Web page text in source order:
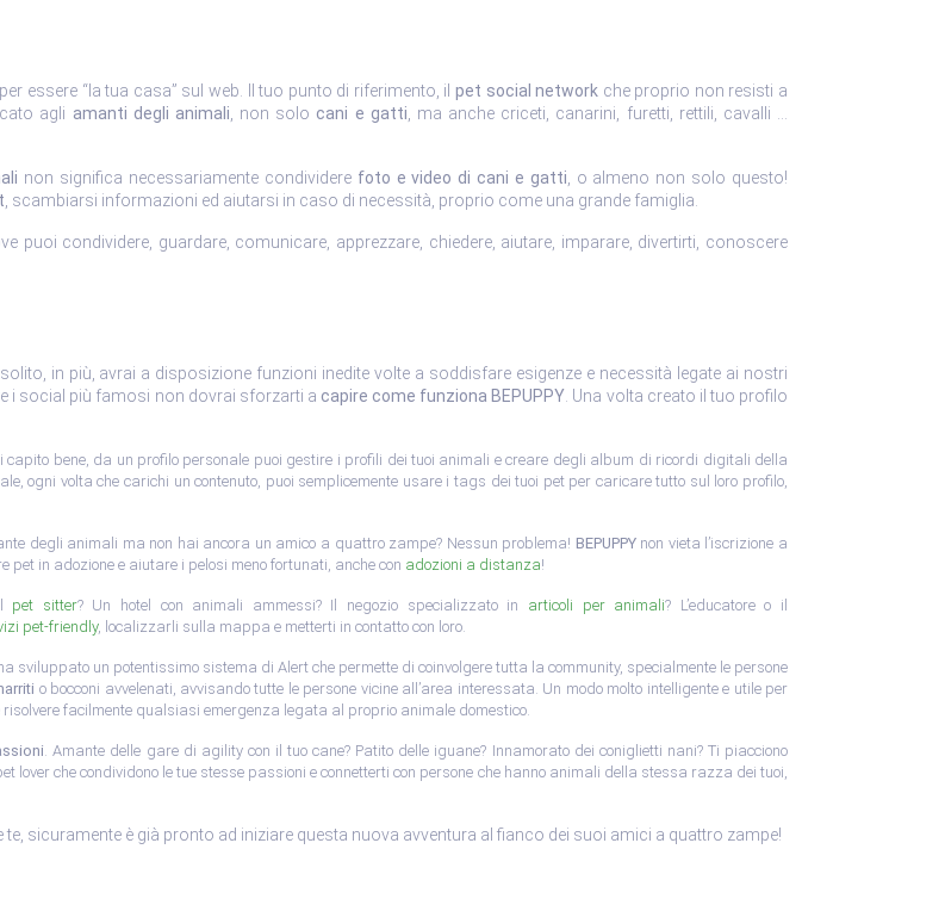
essere “la tua casa” sul web. Il tuo punto di riferimento, il pet social network che proprio non resisti a
agli amanti degli animali , non solo cani e gatti , ma anche criceti, canarini, furetti, rettili, cavalli …
non significa necessariamente condividere foto e video di cani e gatti , o almeno non solo questo!
, scambiarsi informazioni ed aiutarsi in caso di necessità, proprio come una grande famiglia.
puoi condividere, guardare, comunicare, apprezzare, chiedere, aiutare, imparare, divertirti, conoscere
in più, avrai a disposizione funzioni inedite volte a soddisfare esigenze e necessità legate ai nostri
i social più famosi non dovrai sforzarti a capire come funziona BEPUPPY . Una volta creato il tuo profilo
capito bene, da un profilo personale puoi gestire i profili dei tuoi animali e creare degli album di ricordi digitali della
ogni volta che carichi un contenuto, puoi semplicemente usare i tags dei tuoi pet per caricare tutto sul loro profilo,
degli animali ma non hai ancora un amico a quattro zampe? Nessun problema! BEPUPPYnon vieta l’iscrizione a
in adozione e aiutare i pelosi meno fortunati, anche con adozioni a distanza!
pet sitter? Un hotel con animali ammessi? Il negozio specializzato in articoli per animali? L’educatore o il
pet-friendly, localizzarli sulla mappa e metterti in contatto con loro.
ha sviluppato un potentissimo sistema di Alert che permette di coinvolgere tutta la community, specialmente le persone
o bocconi avvelenati, avvisando tutte le persone vicine all’area interessata. Un modo molto intelligente e utile per
risolvere facilmente qualsiasi emergenza legata al proprio animale domestico.
. Amante delle gare di agility con il tuo cane? Patito delle iguane? Innamorato dei coniglietti nani? Ti piacciono
lover che condividono le tue stesse passioni e connetterti con persone che hanno animali della stessa razza dei tuoi,
sicuramente è già pronto ad iniziare questa nuova avventura al fianco dei suoi amici a quattro zampe!